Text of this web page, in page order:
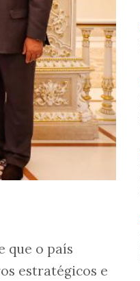
que o país
estratégicos e